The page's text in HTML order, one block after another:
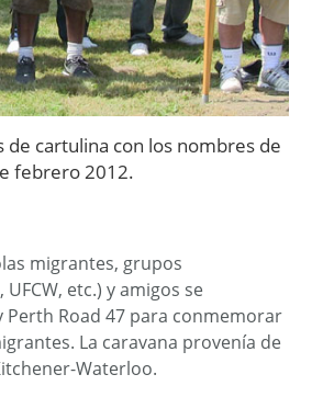
cartulina con los nombres de
febrero 2012.
migrantes, grupos
etc.) y amigos se
Road 47 para conmemorar
La caravana provenía de
Waterloo.